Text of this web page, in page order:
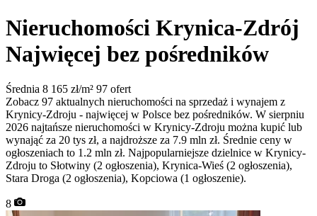
Nieruchomości Krynica-Zdrój
Najwięcej bez pośredników
Średnia 8 165 zł/m² 97 ofert
Zobacz 97 aktualnych nieruchomości na sprzedaż i wynajem z
Krynicy-Zdroju - najwięcej w Polsce bez pośredników. W sierpniu
2026 najtańsze nieruchomości w Krynicy-Zdroju można kupić lub
wynająć za 20 tys zł, a najdroższe za 7.9 mln zł. Średnie ceny w
ogłoszeniach to 1.2 mln zł. Najpopularniejsze dzielnice w Krynicy-
Zdroju to Słotwiny (2 ogłoszenia), Krynica-Wieś (2 ogłoszenia),
Stara Droga (2 ogłoszenia), Kopciowa (1 ogłoszenie).
8